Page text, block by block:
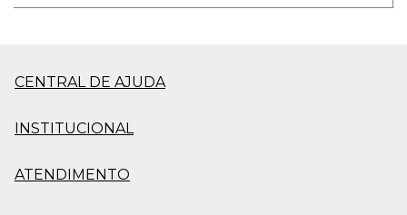
CENTRAL DE AJUDA
INSTITUCIONAL
ATENDIMENTO